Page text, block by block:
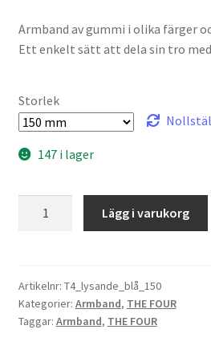
Armband av gummi i olika färger
Ett enkelt sätt att dela sin tro med
Storlek
147 i lager
blå
mängd
Lägg i varukorg
Artikelnr: T4_lysande_blå_150
Kategorier: Armband, THE FOUR
Taggar: Armband, THE FOUR